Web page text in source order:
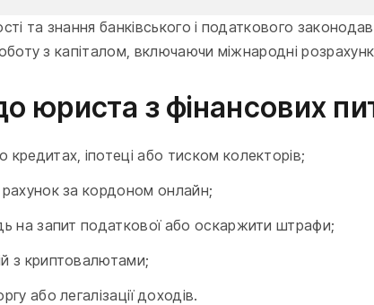
та знання банківського і податкового
з капіталом, включаючи міжнародні
юриста з фінансових
іпотеці або тиском колекторів;
рахунок за кордоном онлайн;
на запит податкової або оскаржити штрафи;
з криптовалютами;
або легалізації доходів.